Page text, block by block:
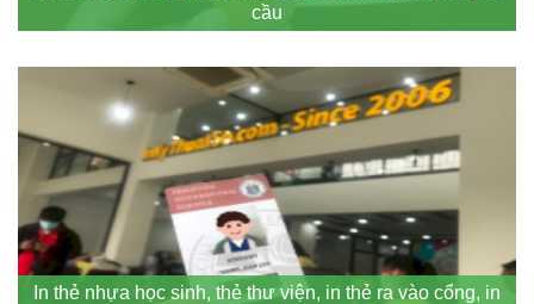
cầu
In thẻ nhựa học sinh, thẻ thư viện, in thẻ ra vào cổng, in